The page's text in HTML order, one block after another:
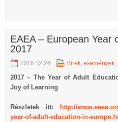
EAEA – European Year
2017
2016.12.24. Hírek, események,
2017 – The Year of Adult
Joy of Learning
Részletek itt:
http://
year-of-adult-education-in-